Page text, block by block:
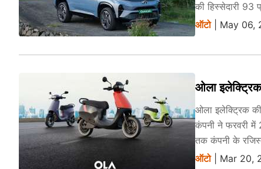
की हिस्सेदारी 93
ऑटो| May 06,
ओला
ओला इलेक्ट्रिक
कंपनी ने फरवरी में
तक कंपनी के
ऑटो| Mar 20,